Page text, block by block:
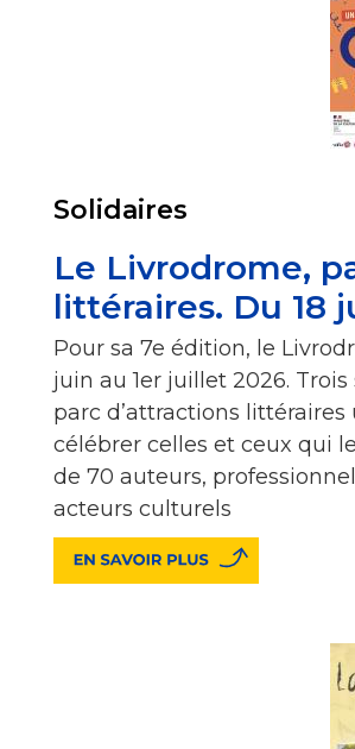
Solidaires
Le Livrodrome,
littéraires. Du 18
Pour sa 7e édition, le
juin au 1er juillet 2026.
parc d’attractions
célébrer celles et ceux qui
de 70 auteurs,
acteurs culturels